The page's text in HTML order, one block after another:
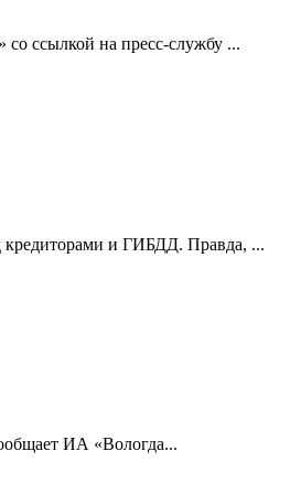
ссылкой на пресс-службу ...
кредиторами и ГИБДД. Правда, ...
ИА «Вологда...